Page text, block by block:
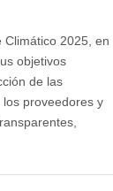
Climático 2025, en
objetivos
de las
proveedores y